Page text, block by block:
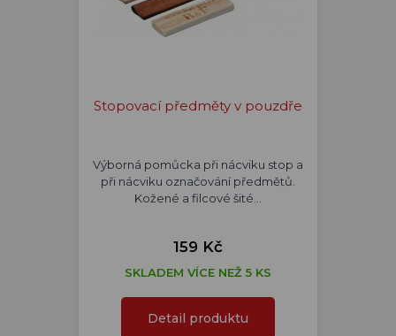
Stopovací předměty v pouzdře
Výborná pomůcka při nácviku stop a
při nácviku označování předmětů.
Kožené a filcové šité…
159 Kč
SKLADEM VÍCE NEŽ 5 KS
Detail produktu